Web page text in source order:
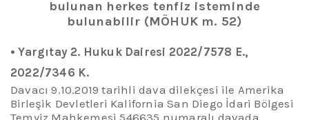
bulunan herkes tenfiz isteminde
bulunabilir (MÖHUK m. 52)
•Yargıtay 2. Hukuk Dairesi 2022/7578 E.,
2022/7346 K.
Davacı 9.10.2019 tarihli dava dilekçesi ile Amerika
Birleşik Devletleri Kalifornia San Diego İdari Bölgesi
Temyiz Mahkemesi 546635 numaralı davada